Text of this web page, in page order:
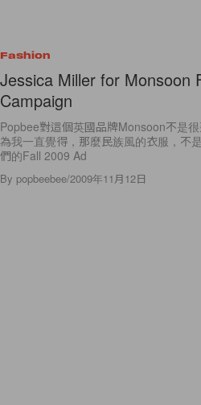
Fashion
Jessica Miller for Monsoon
Campaign
Popbee對這個英國品牌Monsoon不是
為我一直覺得，那麼民族風的衣服，不
們的Fall 2009 Ad
By popbeebee/2009年11月12日